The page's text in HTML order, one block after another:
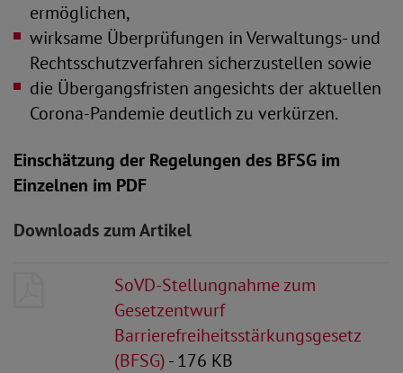
ermöglichen,
wirksame Überprüfungen in Verwaltungs- und
Rechtsschutzverfahren sicherzustellen sowie
die Übergangsfristen angesichts der aktuellen
Corona-Pandemie deutlich zu verkürzen.
Einschätzung der Regelungen des BFSG im
Einzelnen im PDF
Downloads zum Artikel
SoVD-Stellungnahme zum
Gesetzentwurf
Barrierefreiheitsstärkungsgesetz
(BFSG)- 176 KB